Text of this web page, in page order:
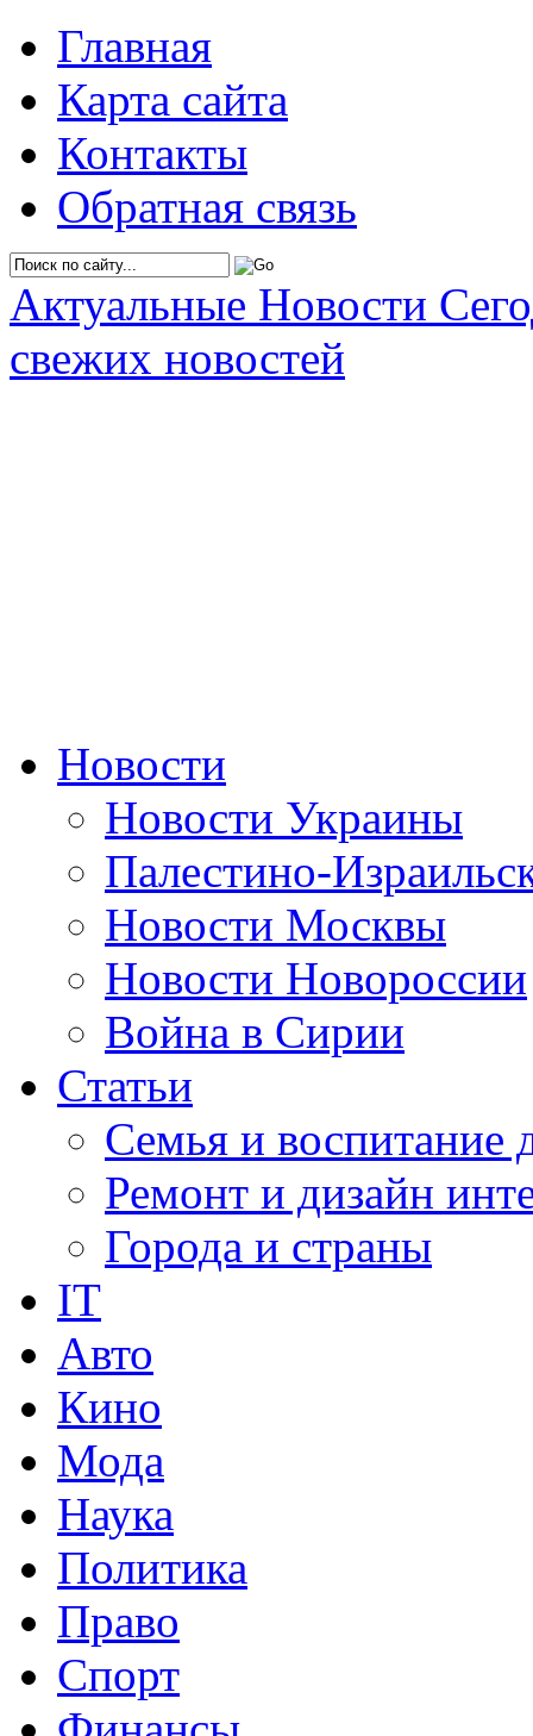
Главная
Карта сайта
Контакты
Обратная связь
Актуальные Новости
свежих новостей
Новости
Новости Украины
Палестино-
Новости Москвы
Новости Новороссии
Война в Сирии
Статьи
Семья и воспитание
Ремонт и дизайн
Города и страны
IT
Авто
Кино
Мода
Наука
Политика
Право
Спорт